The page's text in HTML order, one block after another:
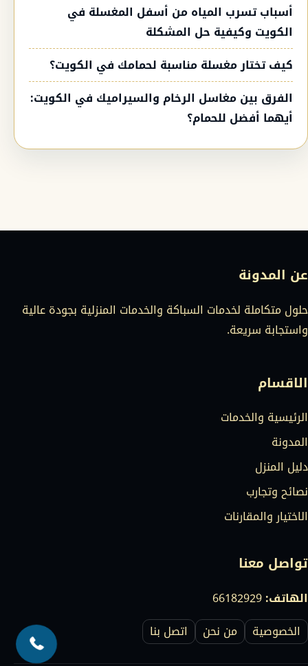
أسباب تسرب المياه من أسفل المغسلة في
الكويت وكيفية حل المشكلة
كيف تختار مغسلة مناسبة لحمامك في الكويت؟
الفرق بين مغاسل الرخام والسيراميك في الكويت:
أيهما أفضل للحمام؟
عن المدونة
حلول متكاملة لخدمات السباكة والخدمات المنزلية بجودة عالية
واستجابة سريعة.
الاقسام
الرئيسية والخدمات
المدونة
دليل المنزل
نصائح وتجارب
الاختيار والمقارنات
تواصل معنا
الهاتف:66182929
الخصوصية
من نحن اتصل بنا